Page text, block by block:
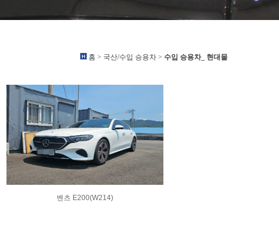
홈 > 국산/수입 승용차 > 수입 승용차_ 현대물
벤츠 E200(W214)